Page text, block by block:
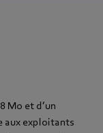
Mo et d’un
aux exploitants